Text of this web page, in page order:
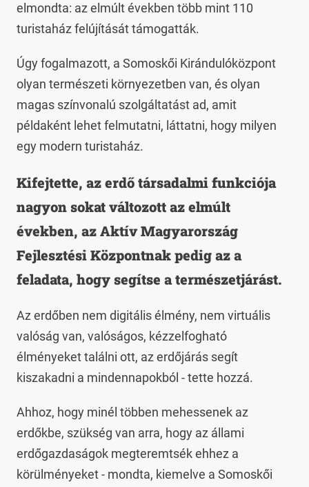
elmondta: az elmúlt években több mint 110
turistaház felújítását támogatták.
Úgy fogalmazott, a Somoskői Kirándulóközpont
olyan természeti környezetben van, és olyan
magas színvonalú szolgáltatást ad, amit
példaként lehet felmutatni, láttatni, hogy milyen
egy modern turistaház.
Kifejtette, az erdő társadalmi funkciója
nagyon sokat változott az elmúlt
években, az Aktív Magyarország
Fejlesztési Központnak pedig az a
feladata, hogy segítse a természetjárást.
Az erdőben nem digitális élmény, nem virtuális
valóság van, valóságos, kézzelfogható
élményeket találni ott, az erdőjárás segít
kiszakadni a mindennapokból - tette hozzá.
Ahhoz, hogy minél többen mehessenek az
erdőkbe, szükség van arra, hogy az állami
erdőgazdaságok megteremtsék ehhez a
körülményeket - mondta, kiemelve a Somoskői